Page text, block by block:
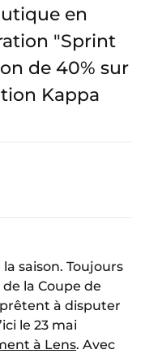
en
"Sprint
de 40% sur
Kappa
saison. Toujours
la Coupe de
à disputer
le 23 mai
à Lens. Avec